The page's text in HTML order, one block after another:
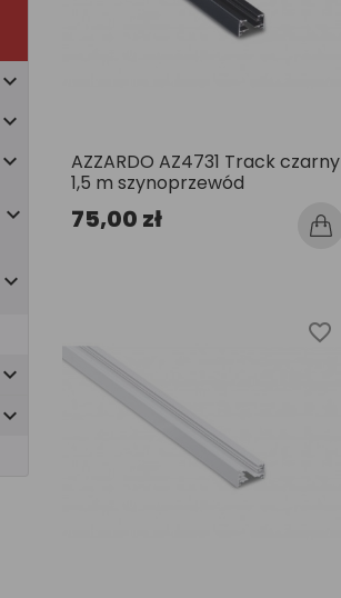







AZZARDO AZ4731 Track czarny
1,5 m szynoprzewód
75,00 zł
favorite_border